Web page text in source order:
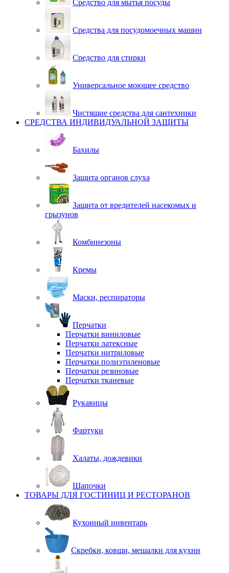
Средство для мытья посуды
Средства для посудомоечных машин
Средство для стирки
Универсальное моющее средство
Чистящие средства для сантехники
СРЕДСТВА ИНДИВИДУАЛЬНОЙ ЗАЩИТЫ
Бахилы
Защита органов слуха
Защита от вредителей насекомых и
грызунов
Комбинезоны
Кремы
Маски, респираторы
Перчатки
Перчатки виниловые
Перчатки латексные
Перчатки нитриловые
Перчатки полиэтиленовые
Перчатки резиновые
Перчатки тканевые
Рукавицы
Фартуки
Халаты, дождевики
Шапочки
ТОВАРЫ ДЛЯ ГОСТИНИЦ И РЕСТОРАНОВ
Кухонный инвентарь
Скребки, ковши, мешалки для кухни